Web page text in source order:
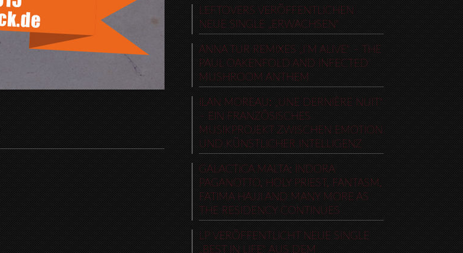
LEFTOVERS VERÖFFENTLICHEN
NEUE SINGLE „ERWACHSEN“
ANNA TUR REMIXES „I’M ALIVE“ – THE
PAUL OAKENFOLD AND INFECTED
MUSHROOM ANTHEM
ILAN MOREAU: „UNE DERNIÈRE NUIT“
– EIN FRANZÖSISCHES
MUSIKPROJEKT ZWISCHEN EMOTION
UND KÜNSTLICHER INTELLIGENZ
GALACTICA MALTA: INDORA
PAGANOTTO, HOLY PRIEST, FANTASM,
FATIMA HAJJI AND MANY MORE AS
THE RESIDENCY CONTINUES
LP VERÖFFENTLICHT NEUE SINGLE
„BEST IN LIFE“ AUS DEM